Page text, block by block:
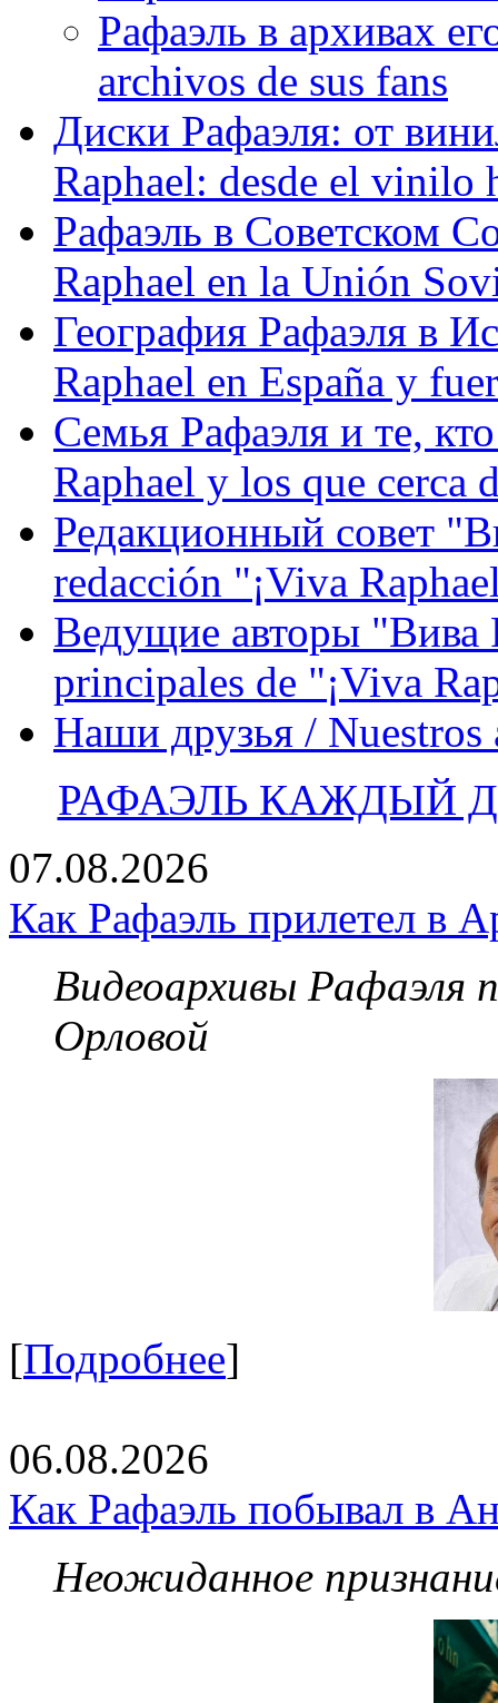
Рафаэль в архивах
archivos de sus fans
Диски Рафаэля: от
Raphael: desde el vinilo
Рафаэль в Советском
Raphael en la Unión
География Рафаэля в
Raphael en España y
Семья Рафаэля и те,
Raphael y los que cerca
Редакционный совет
redacción "¡Viva
Ведущие авторы "Вива
principales de "¡Viva
Наши друзья / Nuestros
РАФАЭЛЬ КАЖДЫЙ
07.08.2026
Как Рафаэль прилетел в
Видеоархивы Рафаэля
Орловой
[Подробнее]
06.08.2026
Как Рафаэль побывал в
Неожиданное